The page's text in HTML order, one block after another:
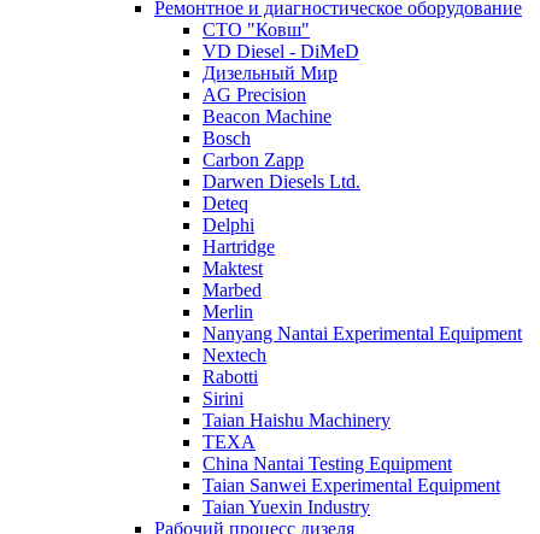
Ремонтное и диагностическое оборудование
СТО "Ковш"
VD Diesel - DiMeD
Дизельный Мир
AG Precision
Beacon Machine
Bosch
Carbon Zapp
Darwen Diesels Ltd.
Deteq
Delphi
Hartridge
Maktest
Marbed
Merlin
Nanyang Nantai Experimental Equipment
Nextech
Rabotti
Sirini
Taian Haishu Machinery
TEXA
China Nantai Testing Equipment
Taian Sanwei Experimental Equipment
Taian Yuexin Industry
Рабочий процесс дизеля